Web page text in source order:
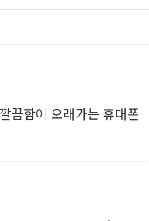
끔함이 오래가는 휴대폰